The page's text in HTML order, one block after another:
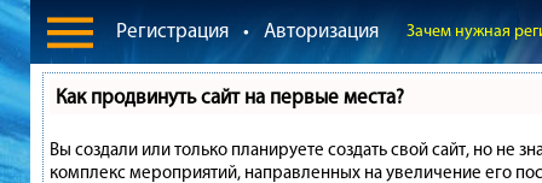
Регистрация • Авторизация Зачем нужная
Как продвинуть сайт на первые места?
Вы создали или только планируете создать свой сайт, но не
комплекс мероприятий, направленных на увеличение его